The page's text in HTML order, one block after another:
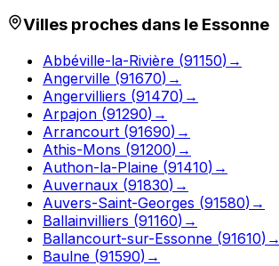
Villes proches dans le Essonne
Abbéville-la-Rivière (91150) →
Angerville (91670) →
Angervilliers (91470) →
Arpajon (91290) →
Arrancourt (91690) →
Athis-Mons (91200) →
Authon-la-Plaine (91410) →
Auvernaux (91830) →
Auvers-Saint-Georges (91580) →
Ballainvilliers (91160) →
Ballancourt-sur-Essonne (91610) →
Baulne (91590) →